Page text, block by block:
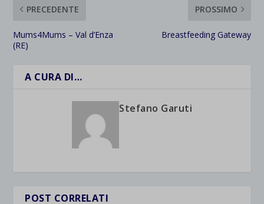
PRECEDENTE
Mums4Mums – Val d’Enza
(RE)
PROSSIMO
Breastfeeding Gateway
A CURA DI…
Stefano Garuti
POST CORRELATI